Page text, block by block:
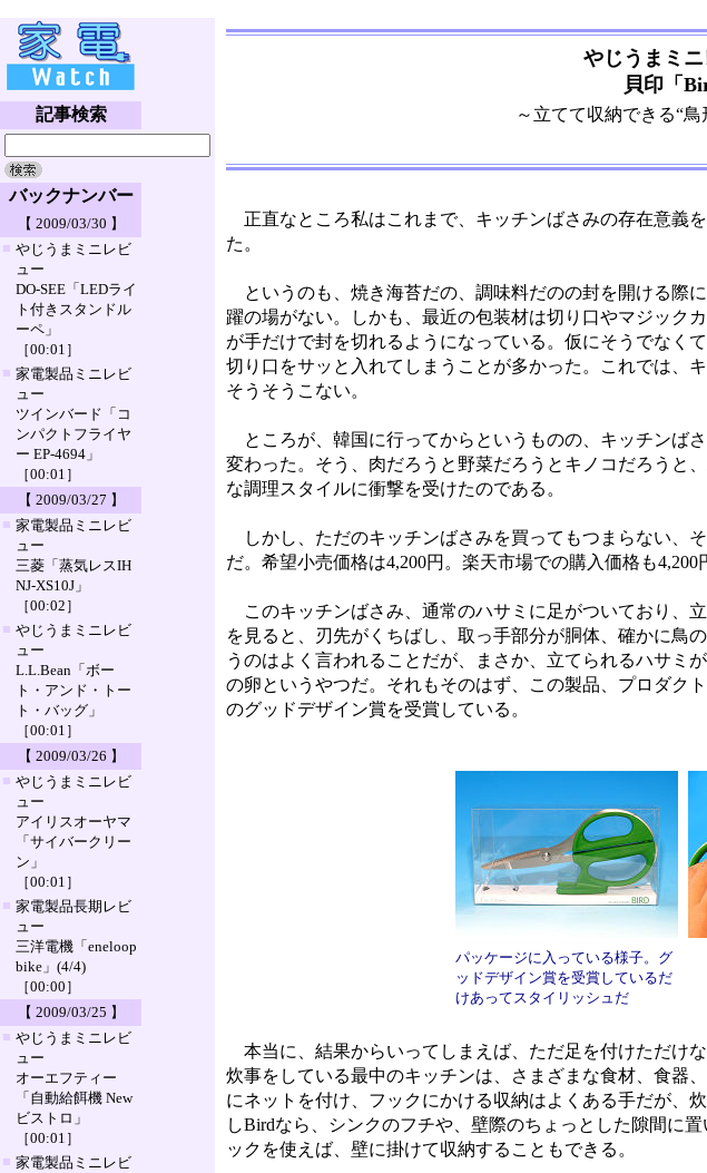
記事検索
バックナンバー
【 2009/03/30 】
■ やじうまミニレビ
ュー
DO-SEE「LEDライ
ト付きスタンドル
ーペ」
［00:01］
■ 家電製品ミニレビ
ュー
ツインバード「コ
ンパクトフライヤ
ー EP-4694」
［00:01］
【 2009/03/27 】
■ 家電製品ミニレビ
ュー
三菱「蒸気レスIH
NJ-XS10J」
［00:02］
■ やじうまミニレビ
ュー
L.L.Bean「ボー
ト・アンド・トー
ト・バッグ」
［00:01］
【 2009/03/26 】
■ やじうまミニレビ
ュー
アイリスオーヤマ
「サイバークリー
ン」
［00:01］
■ 家電製品長期レビ
ュー
三洋電機「eneloop
bike」(4/4)
［00:00］
【 2009/03/25 】
■ やじうまミニレビ
ュー
オーエフティー
「自動給餌機 New
ビストロ」
［00:01］
■ 家電製品ミニレビ
やじうまミ
貝印「
～立てて収納できる“
正直なところ私はこれまで、キッチンばさみの存在意義
た。
というのも、焼き海苔だの、調味料だのの封を開ける際
躍の場がない。しかも、最近の包装材は切り口やマジック
が手だけで封を切れるようになっている。仮にそうでなく
切り口をサッと入れてしまうことが多かった。これでは、
そうそうこない。
ところが、韓国に行ってからというものの、キッチンば
変わった。そう、肉だろうと野菜だろうとキノコだろうと
な調理スタイルに衝撃を受けたのである。
しかし、ただのキッチンばさみを買ってもつまらない、
だ。希望小売価格は4,200円。楽天市場での購入価格も4,200
このキッチンばさみ、通常のハサミに足がついており、
を見ると、刃先がくちばし、取っ手部分が胴体、確かに鳥
うのはよく言われることだが、まさか、立てられるハサミ
の卵というやつだ。それもそのはず、この製品、プロダク
のグッドデザイン賞を受賞している。
パッケージに入っている様子。グ
ッドデザイン賞を受賞しているだ
けあってスタイリッシュだ
本当に、結果からいってしまえば、ただ足を付けただけ
炊事をしている最中のキッチンは、さまざまな食材、食器
にネットを付け、フックにかける収納はよくある手だが、
しBirdなら、シンクのフチや、壁際のちょっとした隙間に
ックを使えば、壁に掛けて収納することもできる。